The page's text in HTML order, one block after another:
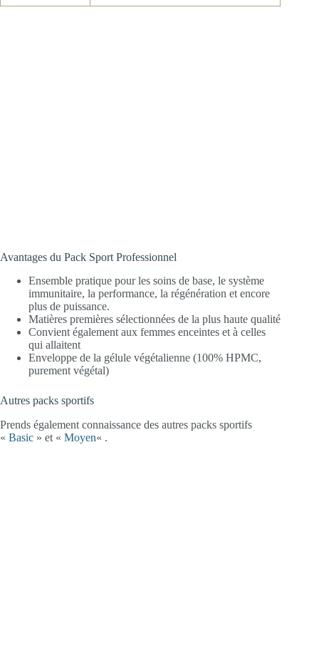
Avantages du Pack Sport Professionnel
Ensemble pratique pour les soins de base, le système
immunitaire, la performance, la régénération et encore
plus de puissance.
Matières premières sélectionnées de la plus haute qualité
Convient également aux femmes enceintes et à celles
qui allaitent
Enveloppe de la gélule végétalienne (100% HPMC,
purement végétal)
Autres packs sportifs
Prends également connaissance des autres packs sportifs
« Basic » et « Moyen« .